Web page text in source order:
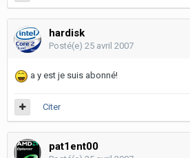
hardisk
Posté(e) 25 avril 2007
a y est je suis abonné!
Citer
pat1ent00